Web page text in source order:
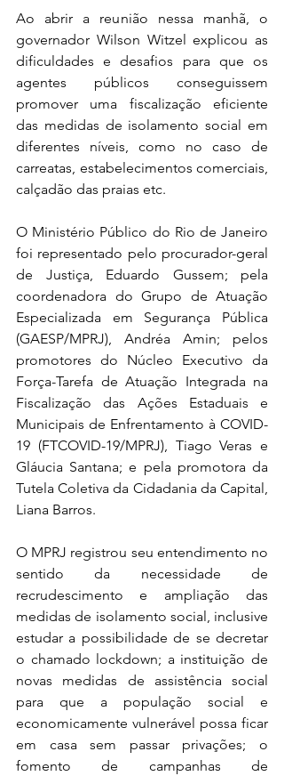
Ao abrir a reunião nessa manhã, o
governador Wilson Witzel explicou as
dificuldades e desafios para que os
agentes públicos conseguissem
promover uma fiscalização eficiente
das medidas de isolamento social em
diferentes níveis, como no caso de
carreatas, estabelecimentos comerciais,
calçadão das praias etc.
O Ministério Público do Rio de Janeiro
foi representado pelo procurador-geral
de Justiça, Eduardo Gussem; pela
coordenadora do Grupo de Atuação
Especializada em Segurança Pública
(GAESP/MPRJ), Andréa Amin; pelos
promotores do Núcleo Executivo da
Força-Tarefa de Atuação Integrada na
Fiscalização das Ações Estaduais e
Municipais de Enfrentamento à COVID-
19 (FTCOVID-19/MPRJ), Tiago Veras e
Gláucia Santana; e pela promotora da
Tutela Coletiva da Cidadania da Capital,
Liana Barros.
O MPRJ registrou seu entendimento no
sentido da necessidade de
recrudescimento e ampliação das
medidas de isolamento social, inclusive
estudar a possibilidade de se decretar
o chamado lockdown; a instituição de
novas medidas de assistência social
para que a população social e
economicamente vulnerável possa ficar
em casa sem passar privações; o
fomento de campanhas de